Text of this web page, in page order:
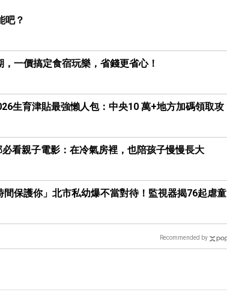
吧？
一價搞定食宿玩樂，省錢更省心！
生育津貼最強懶人包：中央10 萬+地方加碼領取攻
看親子電影：在冷氣房裡，也陪孩子慢慢長大
保護你」北市私幼爆不當對待！監視器揭76起虐童
Recommended by